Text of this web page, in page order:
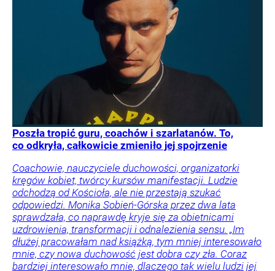
Poszła tropić guru, coachów i szarlatanów. To,
co odkryła, całkowicie zmieniło jej spojrzenie
Coachowie, nauczyciele duchowości, organizatorki
kręgów kobiet, twórcy kursów manifestacji. Ludzie
odchodzą od Kościoła, ale nie przestają szukać
odpowiedzi. Monika Sobień-Górska przez dwa lata
sprawdzała, co naprawdę kryje się za obietnicami
uzdrowienia, transformacji i odnalezienia sensu. „Im
dłużej pracowałam nad książką, tym mniej interesowało
mnie, czy nowa duchowość jest dobra czy zła. Coraz
bardziej interesowało mnie, dlaczego tak wielu ludzi jej